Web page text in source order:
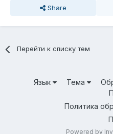
Share
Перейти к списку тем
Язык Тема
Политика
Powered by